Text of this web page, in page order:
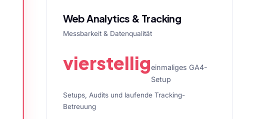
Web Analytics & Tracking
Messbarkeit & Datenqualität
vierstelligeinmaliges GA4-
Setup
Setups, Audits und laufende Tracking-
Betreuung